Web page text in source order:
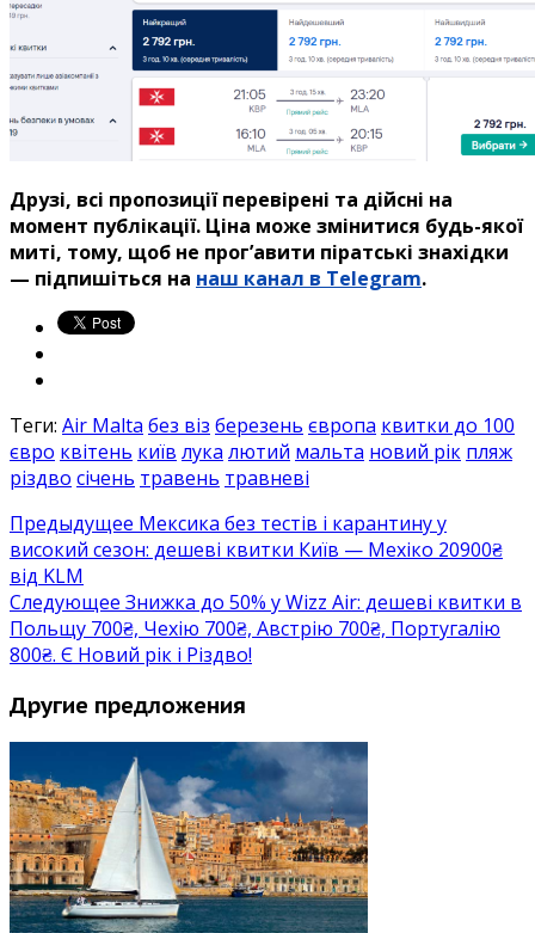
Друзі, всі пропозиції перевірені та дійсні на
момент публікації. Ціна може змінитися будь-якої
миті, тому, щоб не прог’авити піратські знахідки
— підпишіться на наш канал в Telegram.
Теги: Air Malta без віз березень європа квитки до 100
євро квітень київ лука лютий мальта новий рік пляж
різдво січень травень травневі
Предыдущее Мексика без тестів і карантину у
високий сезон: дешеві квитки Київ — Мехіко 20900₴
від KLM
Следующее Знижка до 50% у Wizz Air: дешеві квитки в
Польщу 700₴, Чехію 700₴, Австрію 700₴, Португалію
800₴. Є Новий рік і Різдво!
Другие предложения